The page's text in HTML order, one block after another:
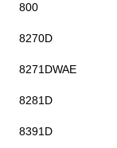
800
8270D
8271DWAE
8281D
8391D